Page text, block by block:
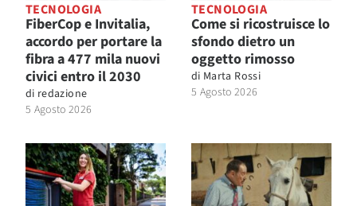
TECNOLOGIA
FiberCop e Invitalia,
accordo per portare la
fibra a 477 mila nuovi
civici entro il 2030
di redazione
5 Agosto 2026
TECNOLOGIA
Come si ricostruisce lo
sfondo dietro un
oggetto rimosso
di Marta Rossi
5 Agosto 2026